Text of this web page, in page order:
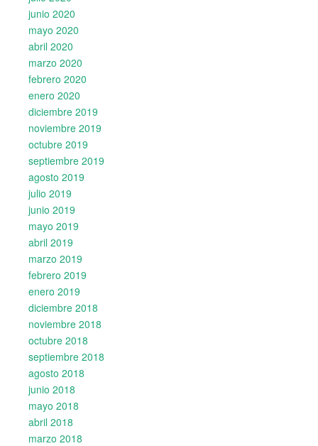
junio 2020
mayo 2020
abril 2020
marzo 2020
febrero 2020
enero 2020
diciembre 2019
noviembre 2019
octubre 2019
septiembre 2019
agosto 2019
julio 2019
junio 2019
mayo 2019
abril 2019
marzo 2019
febrero 2019
enero 2019
diciembre 2018
noviembre 2018
octubre 2018
septiembre 2018
agosto 2018
junio 2018
mayo 2018
abril 2018
marzo 2018